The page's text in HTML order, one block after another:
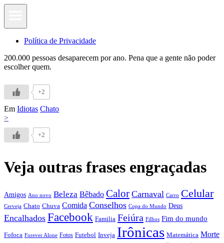
Política de Privacidade
200.000 pessoas desaparecem por ano. Pena que a gente não poder
escolher quem.
+2
Em Idiotas Chato
>
+2
Veja outras frases engraçadas
Amigos Ano novo Beleza Bêbado Calor Carnaval Carro Celular
Cerveja Chato Chuva Comida Conselhos Copa do Mundo Deus
Encalhados Facebook Familia Feiúra Filhos Fim do mundo
Fofoca Forever Alone Fotos Futebol Inveja Irônicas Matemática Morte